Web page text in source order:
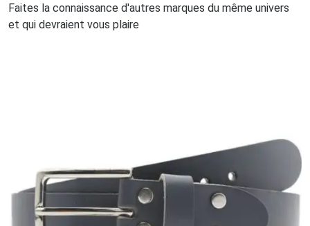
Faites la connaissance d'autres marques du même univers
et qui devraient vous plaire